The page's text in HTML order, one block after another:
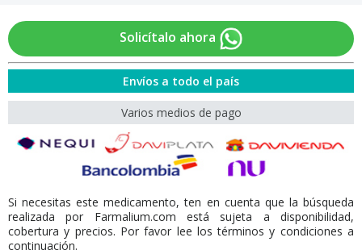
Solicítalo ahora
Envíos a todo el país
Varios medios de pago
Si necesitas este medicamento, ten en cuenta que la búsqueda
realizada por Farmalium.com está sujeta a disponibilidad,
cobertura y precios. Por favor lee los términos y condiciones a
continuación.